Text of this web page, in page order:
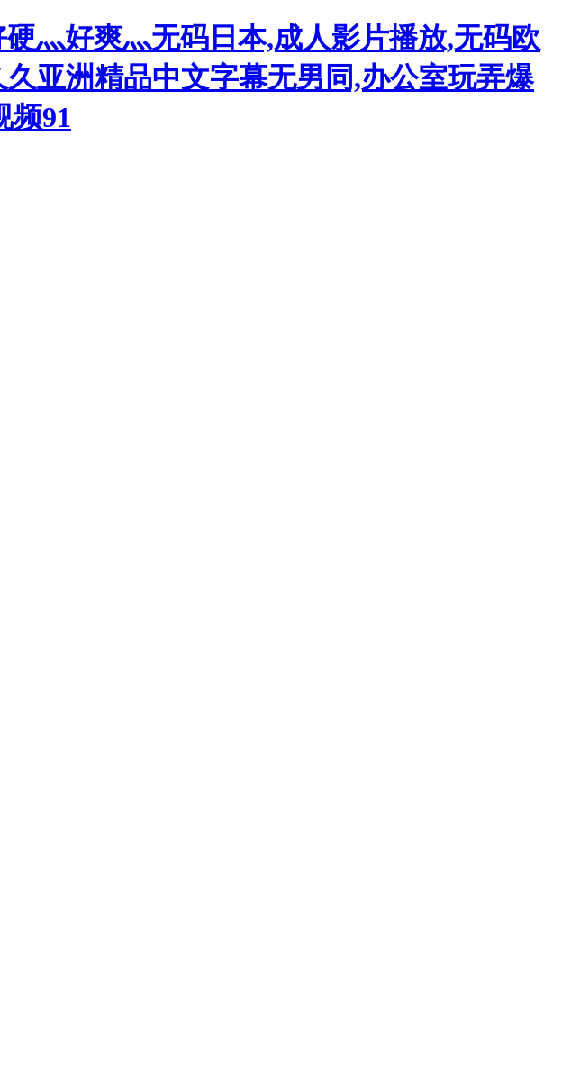
灬好爽灬无码日本,成人影片播放,无码欧
亚洲精品中文字幕无男同,办公室玩弄爆
频91